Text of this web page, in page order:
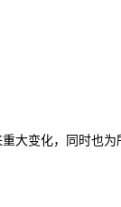
大变化，同时也为